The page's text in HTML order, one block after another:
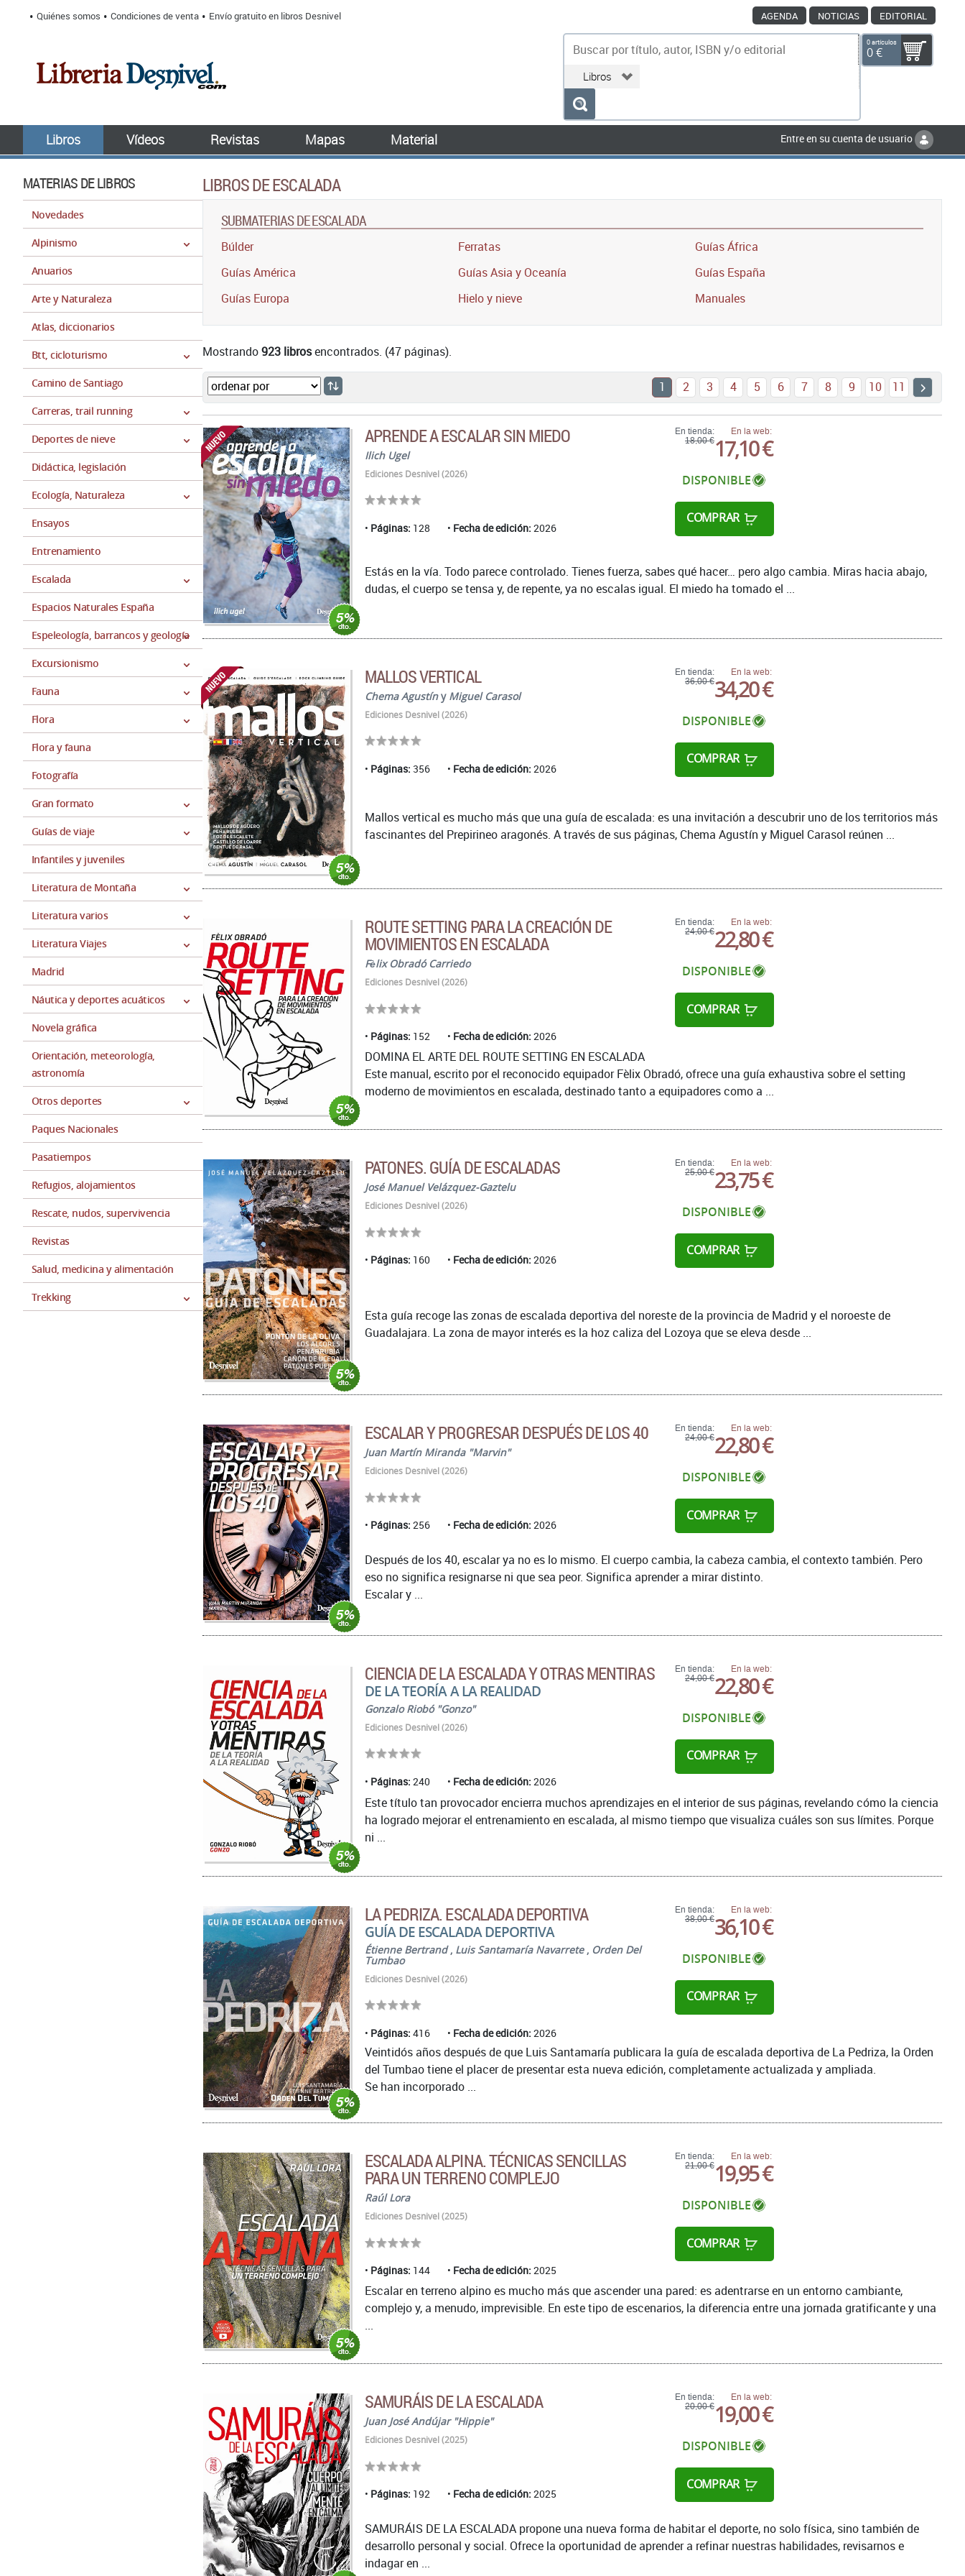
Quiénes somos Condiciones de venta Envío gratuito en libros Desnivel AGENDA NOTICIAS EDITORIAL
0 artículos
0 €
Libros Vídeos Revistas Mapas Material Entre en su cuenta de usuario
MATERIAS DE LIBROS
Novedades
Alpinismo
Anuarios
Arte y Naturaleza
Atlas, diccionarios
Btt, cicloturismo
Camino de Santiago
Carreras, trail running
Deportes de nieve
Didáctica, legislación
Ecología, Naturaleza
Ensayos
Entrenamiento
Escalada
Espacios Naturales España
Espeleología, barrancos y geología
Excursionismo
Fauna
Flora
Flora y fauna
Fotografía
Gran formato
Guías de viaje
Infantiles y juveniles
Literatura de Montaña
Literatura varios
Literatura Viajes
Madrid
Náutica y deportes acuáticos
Novela gráfica
Orientación, meteorología,
astronomía
Otros deportes
Paques Nacionales
Pasatiempos
Refugios, alojamientos
Rescate, nudos, supervivencia
Revistas
Salud, medicina y alimentación
Trekking
LIBROS DE ESCALADA
SUBMATERIAS DE ESCALADA
Búlder Ferratas
Guías África
Guías América
Guías Asia y Oceanía
Guías España
Guías Europa
Hielo y nieve Manuales
Mostrando923 librosencontrados. (47 páginas).
1 2 3 4 5 6 7 8 9 10 11
APRENDE A ESCALAR SIN MIEDO
Ilich Ugel
Ediciones Desnivel (2026)
Páginas: 128 Fecha de edición: 2026
En tienda:
18,00 €
En la web:
17,10 €
DISPONIBLE
COMPRAR
Estás en la vía. Todo parece controlado. Tienes fuerza, sabes qué hacer… pero algo cambia. Miras hacia abajo,
dudas, el cuerpo se tensa y, de repente, ya no escalas igual. El miedo ha tomado el ...
MALLOS VERTICAL
Chema Agustíny Miguel Carasol
Ediciones Desnivel (2026)
Páginas: 356 Fecha de edición: 2026
En tienda:
36,00 €
En la web:
34,20 €
DISPONIBLE
COMPRAR
Mallos vertical es mucho más que una guía de escalada: es una invitación a descubrir uno de los territorios más
fascinantes del Prepirineo aragonés. A través de sus páginas, Chema Agustín y Miguel Carasol reúnen ...
ROUTE SETTING PARA LA CREACIÓN DE
MOVIMIENTOS EN ESCALADA
Fèlix Obradó Carriedo
Ediciones Desnivel (2026)
Páginas: 152 Fecha de edición: 2026
En tienda:
24,00 €
En la web:
22,80 €
DISPONIBLE
COMPRAR
DOMINA EL ARTE DEL ROUTE SETTING EN ESCALADA
Este manual, escrito por el reconocido equipador Fèlix Obradó, ofrece una guía exhaustiva sobre el setting
moderno de movimientos en escalada, destinado tanto a equipadores como a ...
PATONES. GUÍA DE ESCALADAS
José Manuel Velázquez-Gaztelu
Ediciones Desnivel (2026)
Páginas: 160 Fecha de edición: 2026
En tienda:
25,00 €
En la web:
23,75 €
DISPONIBLE
COMPRAR
Esta guía recoge las zonas de escalada deportiva del noreste de la provincia de Madrid y el noroeste de
Guadalajara. La zona de mayor interés es la hoz caliza del Lozoya que se eleva desde ...
ESCALAR Y PROGRESAR DESPUÉS DE LOS 40
Juan Martín Miranda "Marvin"
Ediciones Desnivel (2026)
Páginas: 256 Fecha de edición: 2026
En tienda:
24,00 €
En la web:
22,80 €
DISPONIBLE
COMPRAR
Después de los 40, escalar ya no es lo mismo. El cuerpo cambia, la cabeza cambia, el contexto también. Pero
eso no significa resignarse ni que sea peor. Significa aprender a mirar distinto.
Escalar y ...
CIENCIA DE LA ESCALADA Y OTRAS MENTIRAS
DE LA TEORÍA A LA REALIDAD
Gonzalo Riobó "Gonzo"
Ediciones Desnivel (2026)
Páginas: 240 Fecha de edición: 2026
En tienda:
24,00 €
En la web:
22,80 €
DISPONIBLE
COMPRAR
Este título tan provocador encierra muchos aprendizajes en el interior de sus páginas, revelando cómo la ciencia
ha logrado mejorar el entrenamiento en escalada, al mismo tiempo que visualiza cuáles son sus límites. Porque
ni ...
LA PEDRIZA. ESCALADA DEPORTIVA
GUÍA DE ESCALADA DEPORTIVA
Étienne Bertrand, Luis Santamaría Navarrete, Orden Del
Tumbao
Ediciones Desnivel (2026)
Páginas: 416 Fecha de edición: 2026
En tienda:
38,00 €
En la web:
36,10 €
DISPONIBLE
COMPRAR
Veintidós años después de que Luis Santamaría publicara la guía de escalada deportiva de La Pedriza, la Orden
del Tumbao tiene el placer de presentar esta nueva edición, completamente actualizada y ampliada.
Se han incorporado ...
ESCALADA ALPINA. TÉCNICAS SENCILLAS
PARA UN TERRENO COMPLEJO
Raúl Lora
Ediciones Desnivel (2025)
Páginas: 144 Fecha de edición: 2025
En tienda:
21,00 €
En la web:
19,95 €
DISPONIBLE
COMPRAR
Escalar en terreno alpino es mucho más que ascender una pared: es adentrarse en un entorno cambiante,
complejo y, a menudo, imprevisible. En este tipo de escenarios, la diferencia entre una jornada gratificante y una
...
SAMURÁIS DE LA ESCALADA
Juan José Andújar "Hippie"
Ediciones Desnivel (2025)
Páginas: 192 Fecha de edición: 2025
En tienda:
20,00 €
En la web:
19,00 €
DISPONIBLE
COMPRAR
SAMURÁIS DE LA ESCALADA propone una nueva forma de habitar el deporte, no solo física, sino también de
desarrollo personal y social. Ofrece la oportunidad de aprender a refinar nuestras habilidades, revisarnos e
indagar en ...